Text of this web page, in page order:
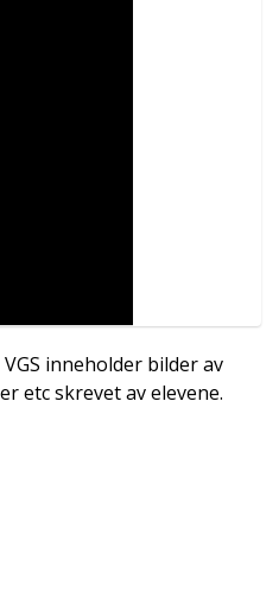
inneholder bilder av
etc skrevet av elevene.